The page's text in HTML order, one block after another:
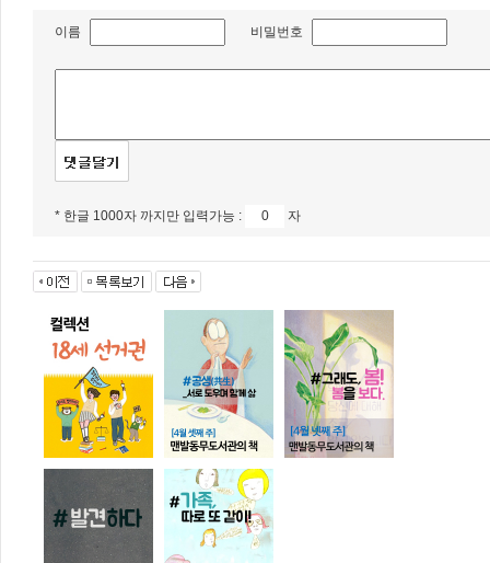
이름 비밀번호
* 한글 1000자 까지만 입력가능 : 자